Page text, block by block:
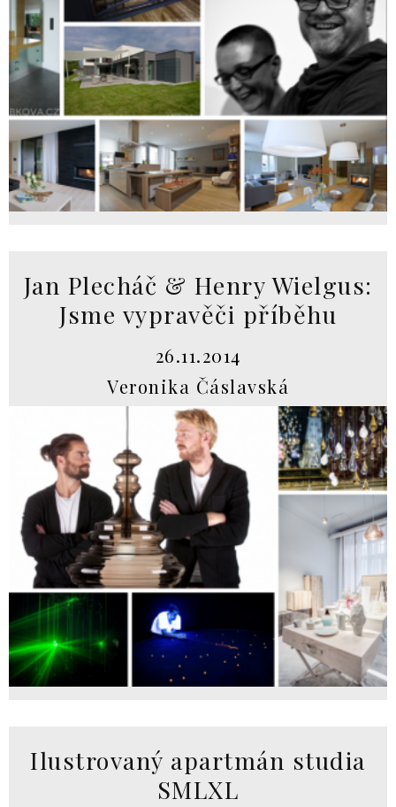
Jan Plecháč & Henry Wielgus:
Jsme vypravěči příběhu
26.11.2014
Veronika Čáslavská
Ilustrovaný apartmán studia
SMLXL